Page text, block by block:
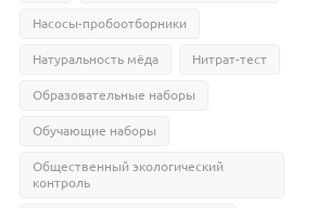
Насосы-пробоотборники
Натуральность мёда Нитрат-тест
Образовательные наборы
Обучающие наборы
Общественный экологический
контроль